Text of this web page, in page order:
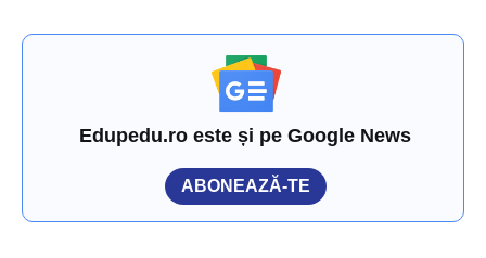
Edupedu.ro este și pe Google News
ABONEAZĂ-TE